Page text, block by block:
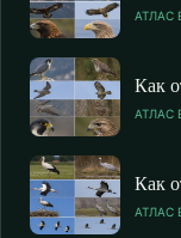
АТЛАС
Как
АТЛАС
Как
АТЛАС